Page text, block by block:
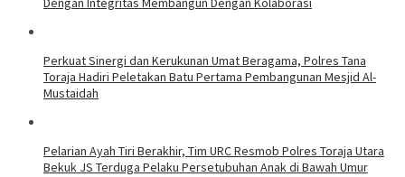
Perkuat Sinergi dan Kerukunan Umat Beragama, Polres Tana
Toraja Hadiri Peletakan Batu Pertama Pembangunan Mesjid Al-
Mustaidah
Pelarian Ayah Tiri Berakhir, Tim URC Resmob Polres Toraja Utara
Bekuk JS Terduga Pelaku Persetubuhan Anak di Bawah Umur